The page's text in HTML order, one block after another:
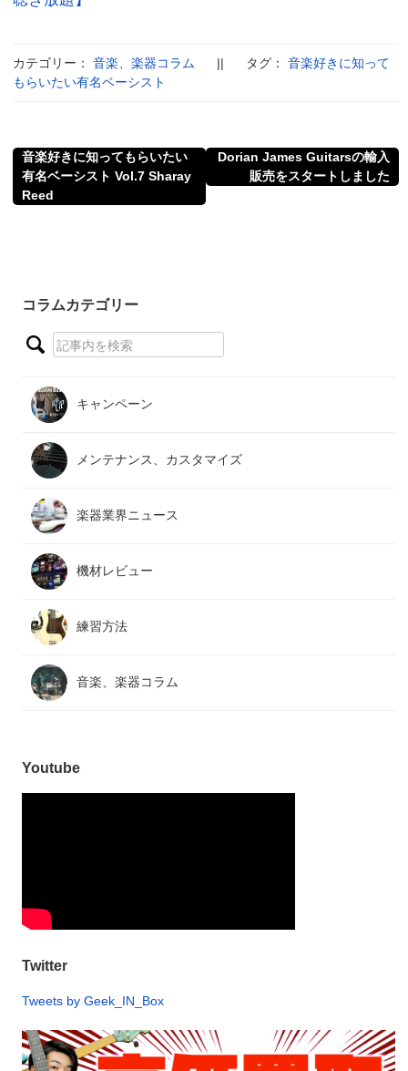
カテゴリー：音楽、楽器コラム || タグ：音楽好きに知って
もらいたい有名ベーシスト
音楽好きに知ってもらいたい
有名ベーシスト Vol.7 Sharay
Reed
Dorian James Guitarsの輸入
販売をスタートしました
コラムカテゴリー
キャンペーン
メンテナンス、カスタマイズ
楽器業界ニュース
機材レビュー
練習方法
音楽、楽器コラム
Youtube
Twitter
Tweets by Geek_IN_Box